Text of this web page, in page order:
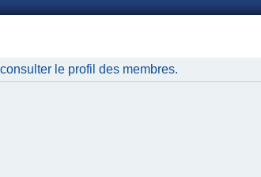
le profil des membres.